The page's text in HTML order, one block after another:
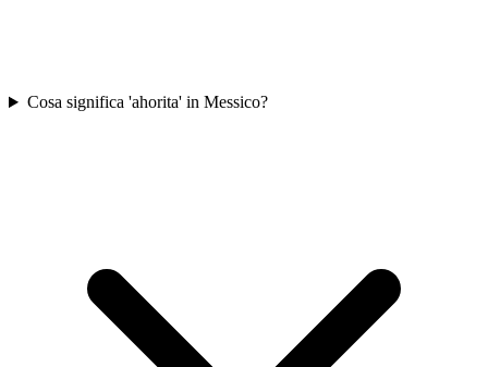
Cosa significa 'ahorita' in Messico?